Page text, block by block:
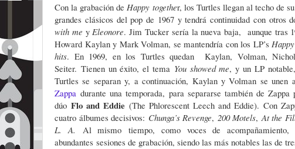
Con la grabación de Happy together, los Turtles llegan al techo de
grandes clásicos del pop de 1967 y tendrá continuidad con otros
with me y Eleonore. Jim Tucker sería la nueva baja, aunque tras
Howard Kaylan y Mark Volman, se mantendría con los LP’s
hits. En 1969, en los Turtles quedan Kaylan, Volman,
Seiter. Tienen un éxito, el tema You showed me, y un LP notable,
Turtles se separan y, a continuación, Kaylan y Volman se
Zappa durante una temporada, para separarse también de
dúoFlo and Eddie (The Phlorescent Leech and Eddie).Con
cuatro álbumes decisivos: Chunga’s Revenge, 200 Motels, At the
L. A.
Al mismo tiempo, como voces de
abundantes sesiones de grabación, siendo las más notables las de